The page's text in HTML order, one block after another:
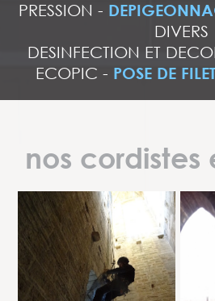
PRESSION -
DIVERS
DESINFECTION ET
ECOPIC - POSE DE
nos cordistes